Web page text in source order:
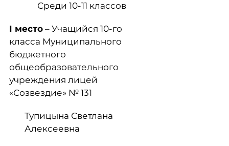
Среди 10-11 классов
I место – Учащийся 10-го
класса Муниципального
бюджетного
общеобразовательного
учреждения лицей
«Созвездие» № 131
Тупицына Светлана
Алексеевна